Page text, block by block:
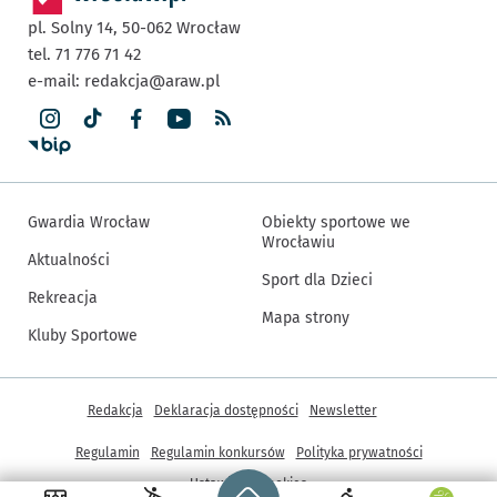
Strona główna - wroclaw.pl
pl. Solny 14, 50-062 Wrocław
tel. 71 776 71 42
e-mail: redakcja@araw.pl
Gwardia Wrocław
Aktualności
Rekreacja
Kluby Sportowe
Obiekty sportowe we
Wrocławiu
Sport dla Dzieci
Mapa strony
Inne informacje
Redakcja Deklaracja dostępności Newsletter
Regulamin Regulamin konkursów
Polityka prywatności
Ustawienia cookies